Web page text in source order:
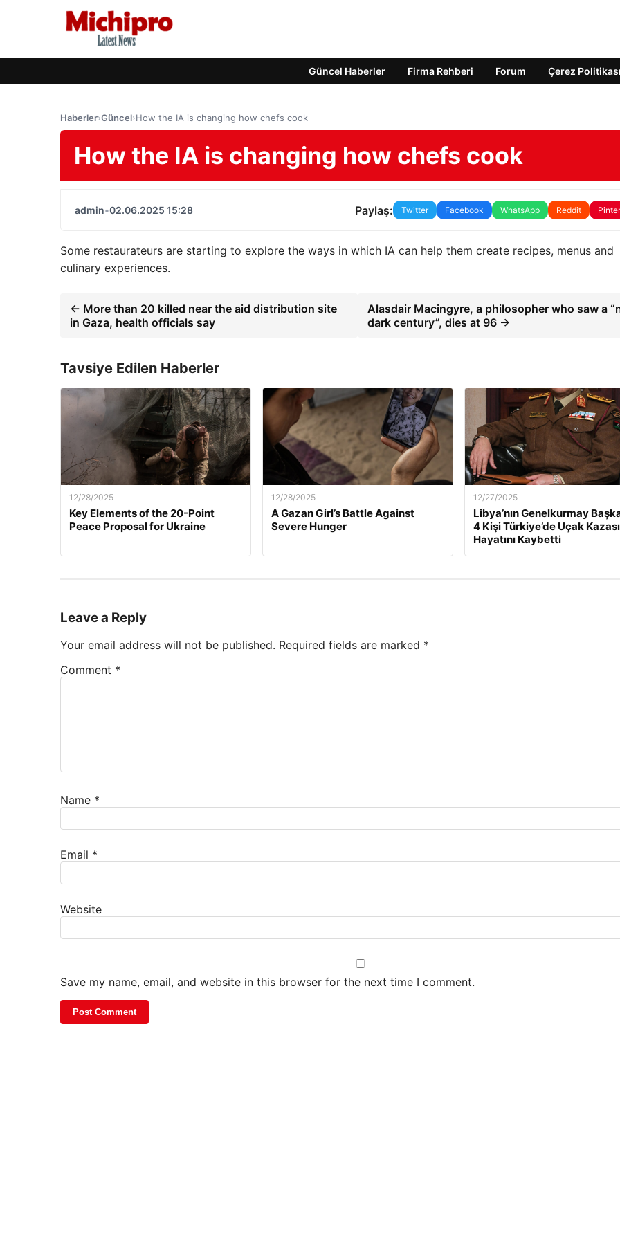
Güncel Haberler Firma Rehberi Forum Çerez Politikası
Haberler›Güncel›How the IA is changing how chefs cook
How the IA is changing how chefs cook
admin•02.06.2025 15:28 Paylaş: Twitter Facebook WhatsApp Reddit
Some restaurateurs are starting to explore the ways in which IA can help them create recipes, menus and
culinary experiences.
← More than 20 killed near the aid distribution site
in Gaza, health officials say
Alasdair Macingyre, a philosopher who saw a
dark century”, dies at 96 →
Tavsiye Edilen Haberler
12/28/2025
Key Elements of the 20-Point
Peace Proposal for Ukraine
12/28/2025
A Gazan Girl’s Battle Against
Severe Hunger
12/27/2025
Libya’nın Genelkurmay
4 Kişi Türkiye’de Uçak
Hayatını Kaybetti
Leave a Reply
Your email address will not be published. Required fields are marked *
Comment *
Name *
Email *
Website
Save my name, email, and website in this browser for the next time I comment.